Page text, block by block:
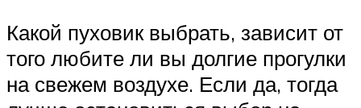
Какой пуховик выбрать, зависит от
того любите ли вы долгие прогулки
на свежем воздухе. Если да, тогда